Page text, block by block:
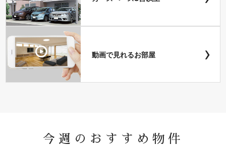
動画で見れるお部屋 ›
今週のおすすめ物件